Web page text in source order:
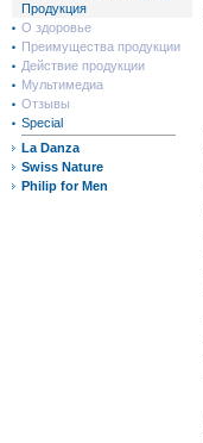
Продукция
О здоровье
Преимущества продукции
Действие продукции
Мультимедиа
Отзывы
Special
La Danza
Swiss Nature
Philip for Men